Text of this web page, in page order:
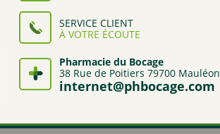
SERVICE CLIENT
À VOTRE ÉCOUTE
Pharmacie du Bocage
38 Rue de Poitiers 79700 Mauléon
internet@phbocage.com